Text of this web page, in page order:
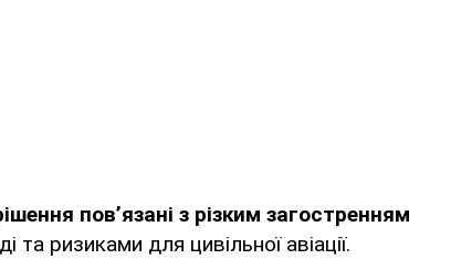
пов’язані з різким загостренням
ризиками для цивільної авіації.